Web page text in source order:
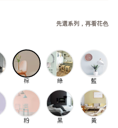
先選系列，再看花色
棕 綠 藍
粉 黑 黃